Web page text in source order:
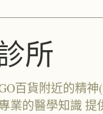
所
百貨附近的精
業的醫學知識